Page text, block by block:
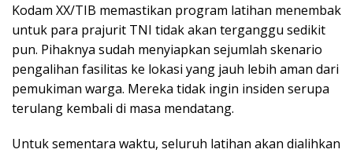
Kodam XX/TIB memastikan program latihan menembak
untuk para prajurit TNI tidak akan terganggu sedikit
pun. Pihaknya sudah menyiapkan sejumlah skenario
pengalihan fasilitas ke lokasi yang jauh lebih aman dari
pemukiman warga. Mereka tidak ingin insiden serupa
terulang kembali di masa mendatang.
Untuk sementara waktu, seluruh latihan akan dialihkan